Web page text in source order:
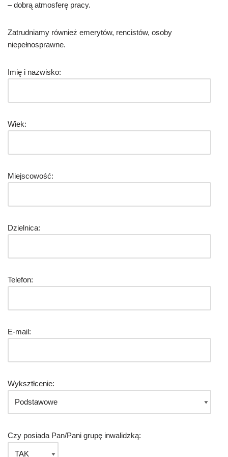
– dobrą atmosferę pracy.
Zatrudniamy również emerytów, rencistów, osoby
niepełnosprawne.
Imię i nazwisko:
Wiek:
Miejscowość:
Dzielnica:
Telefon:
E-mail:
Wyksztłcenie:
Czy posiada Pan/Pani grupę inwalidzką: